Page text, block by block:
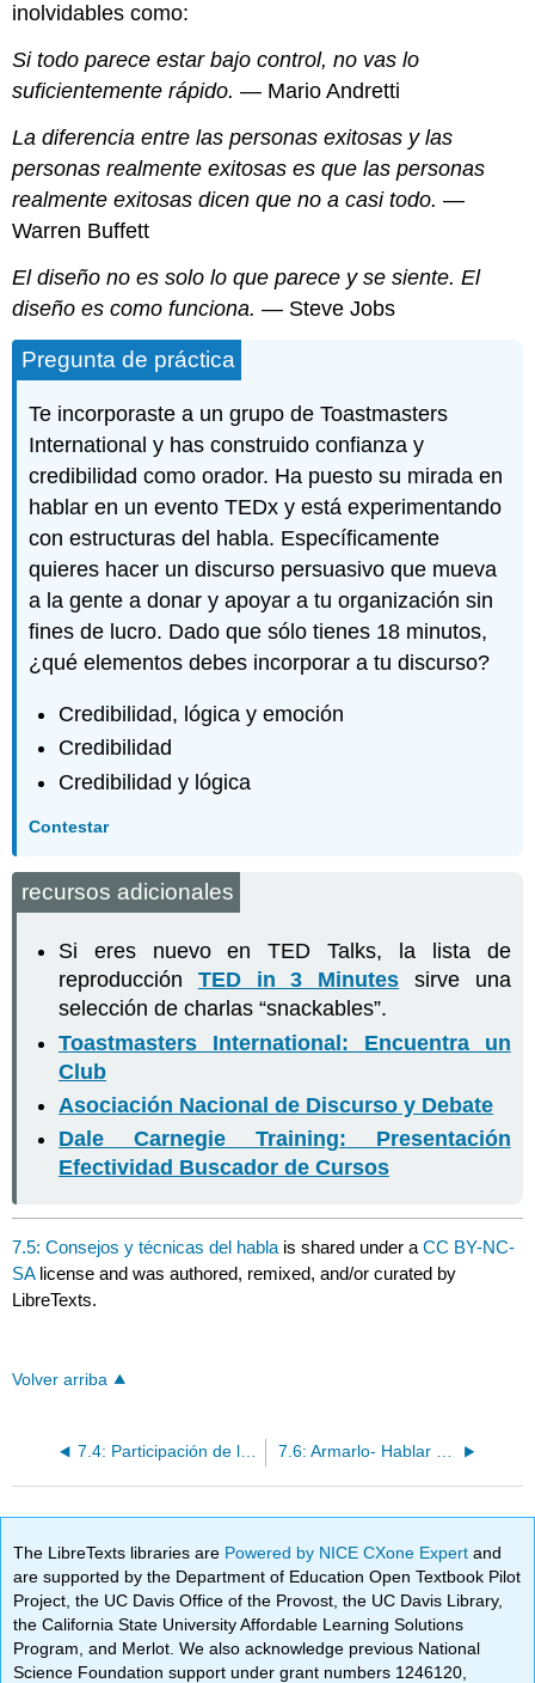
inolvidables como:
Si todo parece estar bajo control, no vas lo
suficientemente rápido.— Mario Andretti
La diferencia entre las personas exitosas y las
personas realmente exitosas es que las personas
realmente exitosas dicen que no a casi todo.—
Warren Buffett
El diseño no es solo lo que parece y se siente. El
diseño es como funciona.— Steve Jobs
Pregunta de práctica
Te incorporaste a un grupo de Toastmasters
International y has construido confianza y
credibilidad como orador. Ha puesto su mirada en
hablar en un evento TEDx y está experimentando
con estructuras del habla. Específicamente
quieres hacer un discurso persuasivo que mueva
a la gente a donar y apoyar a tu organización sin
fines de lucro. Dado que sólo tienes 18 minutos,
¿qué elementos debes incorporar a tu discurso?
Credibilidad, lógica y emoción
Credibilidad
Credibilidad y lógica
Contestar
recursos adicionales
Si eres nuevo en TED Talks, la lista de
reproducción TED in 3 Minutes sirve una
selección de charlas “snackables”.
Toastmasters International: Encuentra un
Club
Asociación Nacional de Discurso y Debate
Dale Carnegie Training: Presentación
Efectividad Buscador de Cursos
7.5: Consejos y técnicas del habla is shared under aCC BY-NC-
SA license and was authored, remixed, and/or curated by
LibreTexts.
Volver arriba
7.4: Participación de la audiencia 7.6: Armarlo- Hablar en público
The LibreTexts libraries are Powered by NICE CXone Expertand
are supported by the Department of Education Open Textbook Pilot
Project, the UC Davis Office of the Provost, the UC Davis Library,
the California State University Affordable Learning Solutions
Program, and Merlot. We also acknowledge previous National
Science Foundation support under grant numbers 1246120,